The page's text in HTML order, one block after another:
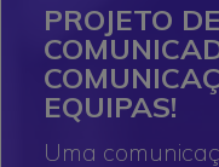
PROJETO
EQUIPAS!
Uma